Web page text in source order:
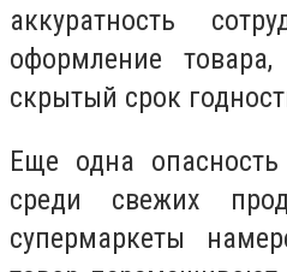
аккуратность
оформление
скрытый срок
Еще одна
среди свежих
супермаркеты